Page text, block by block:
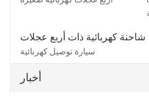
شاحنة كهربائية ذات أربع عجلات
سيارة توصيل كهربائية
أخبار